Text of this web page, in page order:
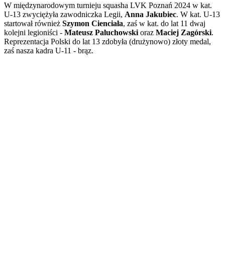
W międzynarodowym turnieju squasha LVK Poznań 2024 w kat.
U-13 zwyciężyła zawodniczka Legii, Anna Jakubiec. W kat. U-13
startował również Szymon Cienciała, zaś w kat. do lat 11 dwaj
kolejni legioniści - Mateusz Paluchowski oraz Maciej Zagórski.
Reprezentacja Polski do lat 13 zdobyła (drużynowo) złoty medal,
zaś nasza kadra U-11 - brąz.